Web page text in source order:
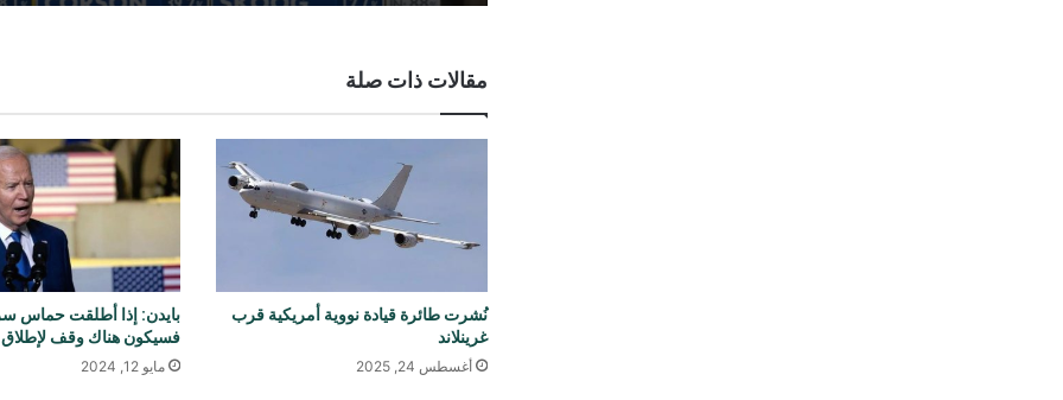
مقالات ذات صلة
نُشرت طائرة قيادة نووية أمريكية قرب
غرينلاند
أغسطس 24, 2025
بايدن: إذا أطلقت حماس
فسيكون هناك وقف لإطلاق
مايو 12, 2024